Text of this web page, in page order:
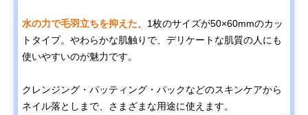
水の力で毛羽立ちを抑えた 、1枚のサイズが50×60mmのカッ
トタイプ。やわらかな肌触りで、デリケートな肌質の人にも
使いやすいのが魅力です。
クレンジング・パッティング・パックなどのスキンケアから
ネイル落としまで、さまざまな用途に使えます。